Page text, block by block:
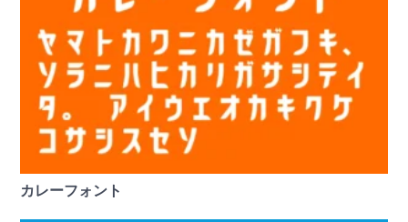
カレーフォント